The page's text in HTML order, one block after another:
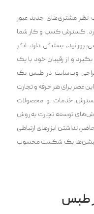
نظر مشتری‌های جدید عبور
گسترش کسب و کار شما
بستگی دارد. اگر
و از رقیبان خود با یک
طراحی وب‌سایت در طبس یک
عصر برای هر حرفه و تجارت
خدمات و محصولات
توسعه تجارت به روش
نداشتن ابزارهای ارتباطی
یک شکست محسوب
طبس